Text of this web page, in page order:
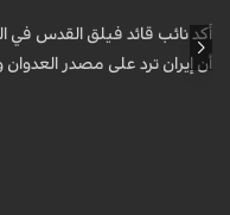
أكد نائب قائد فيلق القدس في
أن إيران ترد على مصدر